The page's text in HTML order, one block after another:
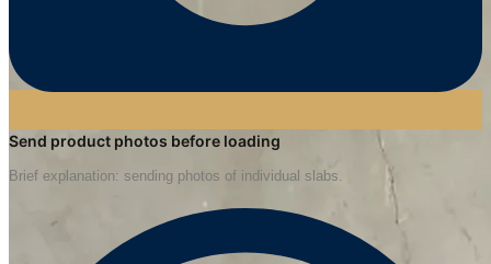
Send product photos before loading
Brief explanation: sending photos of individual slabs.